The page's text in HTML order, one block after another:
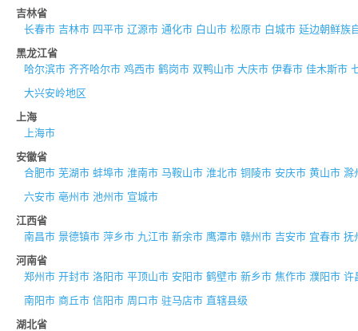
吉林省
长春市 吉林市 四平市 辽源市 通化市 白山市 松原市 白城市 延边朝鲜族
黑龙江省
哈尔滨市 齐齐哈尔市 鸡西市 鹤岗市 双鸭山市 大庆市 伊春市 佳木斯市
大兴安岭地区
上海
上海市
安徽省
合肥市 芜湖市 蚌埠市 淮南市 马鞍山市 淮北市 铜陵市 安庆市 黄山市 滁
六安市 亳州市 池州市 宣城市
江西省
南昌市 景德镇市 萍乡市 九江市 新余市 鹰潭市 赣州市 吉安市 宜春市 抚
河南省
郑州市 开封市 洛阳市 平顶山市 安阳市 鹤壁市 新乡市 焦作市 濮阳市 许
南阳市 商丘市 信阳市 周口市 驻马店市 直辖县级
湖北省